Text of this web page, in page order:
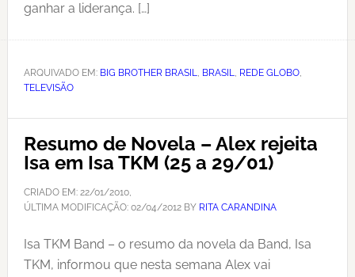
ganhar a liderança. […]
ARQUIVADO EM: BIG BROTHER BRASIL, BRASIL, REDE GLOBO,
TELEVISÃO
Resumo de Novela – Alex rejeita
Isa em Isa TKM (25 a 29/01)
CRIADO EM: 22/01/2010,
ÚLTIMA MODIFICAÇÃO: 02/04/2012BY RITA CARANDINA
Isa TKM Band – o resumo da novela da Band, Isa
TKM, informou que nesta semana Alex vai